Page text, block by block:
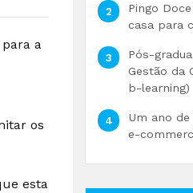
a
os
esta
Pingo
casa para
Pós-
Gestão da
b-learning)
Um ano
e-